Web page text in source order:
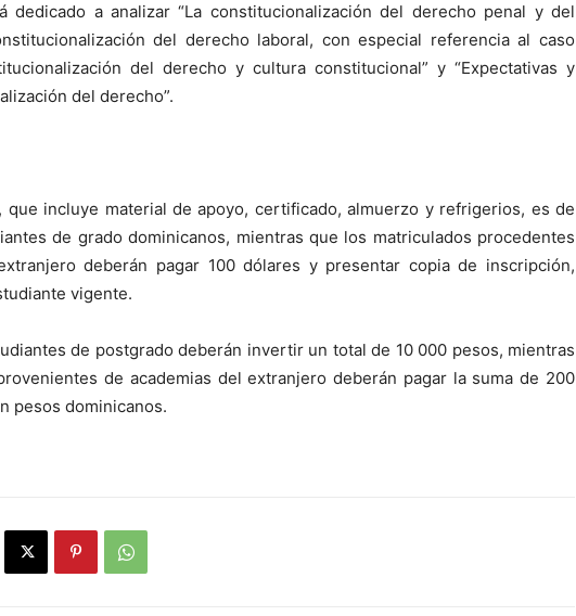
dedicado a analizar “La constitucionalización del derecho penal y del
del derecho laboral, con especial referencia al caso
del derecho y cultura constitucional” y “Expectativas y
del derecho”.
que incluye material de apoyo, certificado, almuerzo y refrigerios, es de
de grado dominicanos, mientras que los matriculados procedentes
deberán pagar 100 dólares y presentar copia de inscripción,
vigente.
de postgrado deberán invertir un total de 10 000 pesos, mientras
de academias del extranjero deberán pagar la suma de 200
pesos dominicanos.